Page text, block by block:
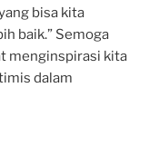
bisa kita
baik.” Semoga
menginspirasi kita
dalam